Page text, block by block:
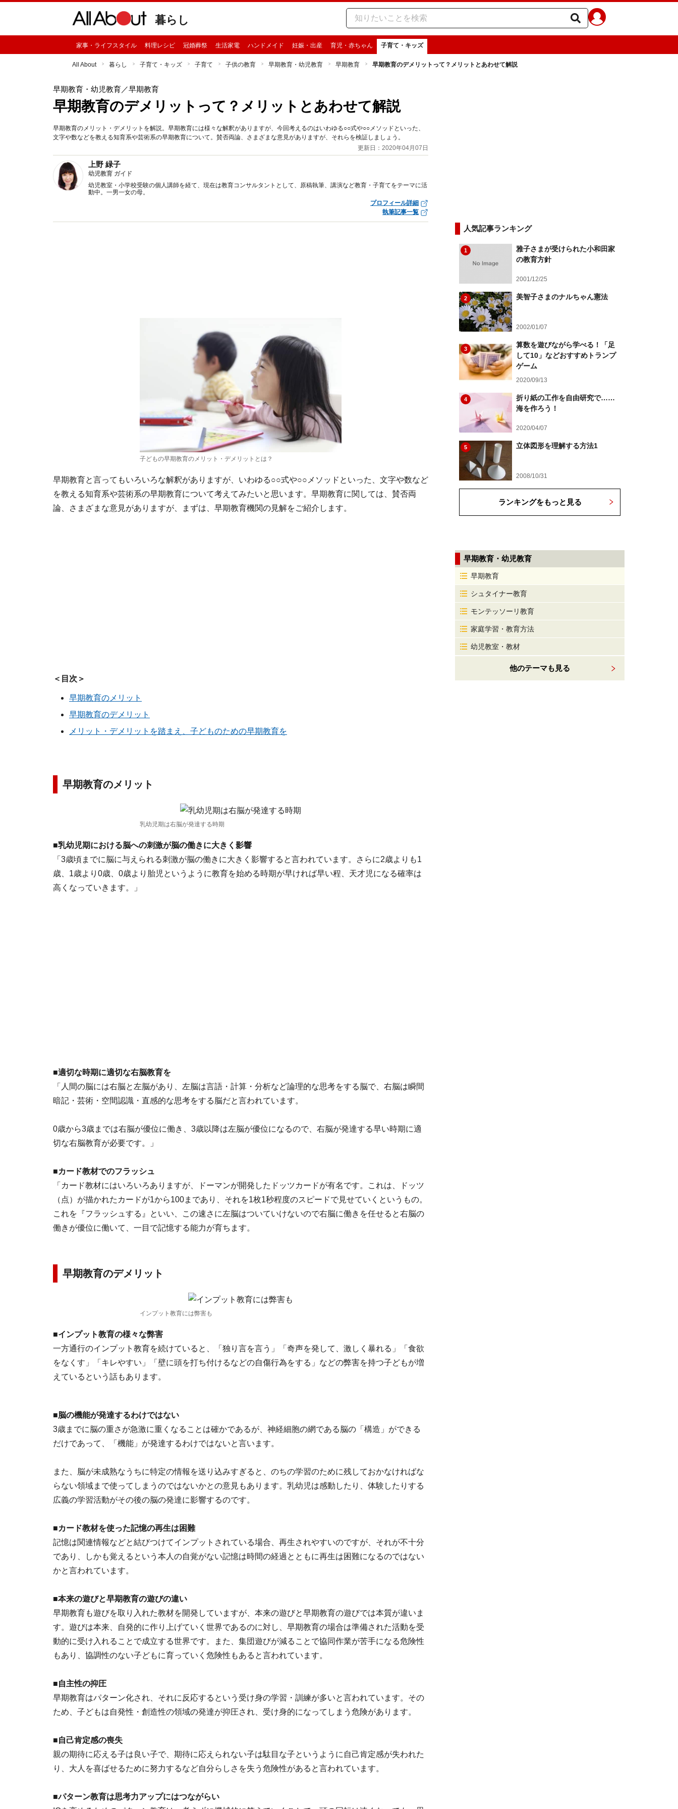
暮らし
家事・ライフスタイル 料理レシピ 冠婚葬祭 生活家電 ハンドメイド 妊娠・出産 育児・赤ちゃん 子育て・キッズ
All About 暮らし 子育て・キッズ 子育て 子供の教育 早期教育・幼児教育 早期教育 早期教育のデメリットって？メリットとあわせて解説
早期教育・幼児教育／早期教育
早期教育のデメリットって？メリットとあわせて解説
早期教育のメリット・デメリットを解説。早期教育には様々な解釈がありますが、今回考えるのはいわゆる○○式や○○メソッドといった、
文字や数などを教える知育系や芸術系の早期教育について。賛否両論、さまざまな意見がありますが、それらを検証しましょう。
更新日：2020年04月07日
上野 緑子
幼児教育 ガイド
幼児教室・小学校受験の個人講師を経て、現在は教育コンサルタントとして、原稿執筆、講演など教育・子育てをテーマに活
動中。一男一女の母。
プロフィール詳細
執筆記事一覧
子どもの早期教育のメリット・デメリットとは？
早期教育と言ってもいろいろな解釈がありますが、いわゆる○○式や○○メソッドといった、文字や数など
を教える知育系や芸術系の早期教育について考えてみたいと思います。早期教育に関しては、賛否両
論、さまざまな意見がありますが、まずは、早期教育機関の見解をご紹介します。
＜目次＞
早期教育のメリット
早期教育のデメリット
メリット・デメリットを踏まえ、子どものための早期教育を
早期教育のメリット
乳幼児期は右脳が発達する時期
■乳幼児期における脳への刺激が脳の働きに大きく影響
「3歳頃までに脳に与えられる刺激が脳の働きに大きく影響すると言われています。さらに2歳よりも1
歳、1歳より0歳、0歳より胎児というように教育を始める時期が早ければ早い程、天才児になる確率は
高くなっていきます。」
■適切な時期に適切な右脳教育を
「人間の脳には右脳と左脳があり、左脳は言語・計算・分析など論理的な思考をする脳で、右脳は瞬間
暗記・芸術・空間認識・直感的な思考をする脳だと言われています。
0歳から3歳までは右脳が優位に働き、3歳以降は左脳が優位になるので、右脳が発達する早い時期に適
切な右脳教育が必要です。」
■カード教材でのフラッシュ
「カード教材にはいろいろありますが、ドーマンが開発したドッツカードが有名です。これは、ドッツ
（点）が描かれたカードが1から100まであり、それを1枚1秒程度のスピードで見せていくというもの。
これを『フラッシュする』といい、この速さに左脳はついていけないので右脳に働きを任せると右脳の
働きが優位に働いて、一目で記憶する能力が育ちます。
早期教育のデメリット
インプット教育には弊害も
■インプット教育の様々な弊害
一方通行のインプット教育を続けていると、「独り言を言う」「奇声を発して、激しく暴れる」「食欲
をなくす」「キレやすい」「壁に頭を打ち付けるなどの自傷行為をする」などの弊害を持つ子どもが増
えているという話もあります。
■脳の機能が発達するわけではない
3歳までに脳の重さが急激に重くなることは確かであるが、神経細胞の網である脳の「構造」ができる
だけであって、「機能」が発達するわけではないと言います。
また、脳が未成熟なうちに特定の情報を送り込みすぎると、のちの学習のために残しておかなければな
らない領域まで使ってしまうのではないかとの意見もあります。乳幼児は感動したり、体験したりする
広義の学習活動がその後の脳の発達に影響するのです。
■カード教材を使った記憶の再生は困難
記憶は関連情報などと結びつけてインプットされている場合、再生されやすいのですが、それが不十分
であり、しかも覚えるという本人の自覚がない記憶は時間の経過とともに再生は困難になるのではない
かと言われています。
■本来の遊びと早期教育の遊びの違い
早期教育も遊びを取り入れた教材を開発していますが、本来の遊びと早期教育の遊びでは本質が違いま
す。遊びは本来、自発的に作り上げていく世界であるのに対し、早期教育の場合は準備された活動を受
動的に受け入れることで成立する世界です。また、集団遊びが減ることで協同作業が苦手になる危険性
もあり、協調性のない子どもに育っていく危険性もあると言われています。
■自主性の抑圧
早期教育はパターン化され、それに反応するという受け身の学習・訓練が多いと言われています。その
ため、子どもは自発性・創造性の領域の発達が抑圧され、受け身的になってしまう危険があります。
■自己肯定感の喪失
親の期待に応える子は良い子で、期待に応えられない子は駄目な子というように自己肯定感が失われた
り、大人を喜ばせるために努力するなど自分らしさを失う危険性があると言われています。
■パターン教育は思考力アップにはつながらい
人気記事ランキング
1
雅子さまが受けられた小和田家
の教育方針
2001/12/25
2 美智子さまのナルちゃん憲法
2002/01/07
3
算数を遊びながら学べる！「足
して10」などおすすめトランプ
ゲーム
2020/09/13
4
折り紙の工作を自由研究で……
海を作ろう！
2020/04/07
5 立体図形を理解する方法1
2008/10/31
ランキングをもっと見る
早期教育・幼児教育
早期教育
シュタイナー教育
モンテッソーリ教育
家庭学習・教育方法
幼児教室・教材
他のテーマも見る